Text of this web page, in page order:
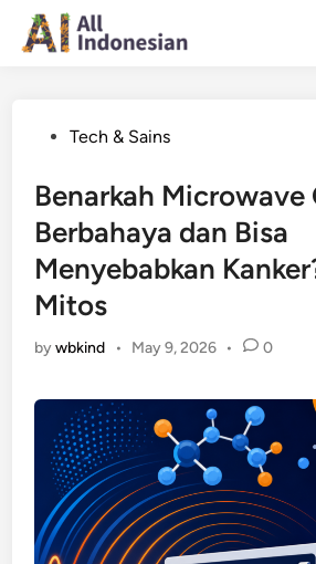
Skip
PostedTech & Sains
Benarkah Microwave
Berbahaya dan Bisa
Menyebabkan
Mitos
bywbkind • May 9, 2026 • 0